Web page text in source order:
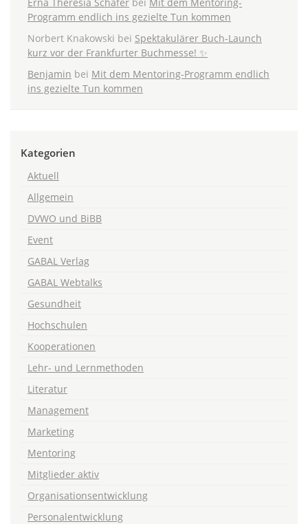
Programm endlich ins gezielte Tun kommen
Norbert Knakowski bei Spektakulärer Buch-Launch
kurz vor der Frankfurter Buchmesse! ✨
Benjamin bei Mit dem Mentoring-Programm endlich
ins gezielte Tun kommen
Kategorien
Aktuell
Allgemein
DVWO und BiBB
Event
GABAL Verlag
GABAL Webtalks
Gesundheit
Hochschulen
Kooperationen
Lehr- und Lernmethoden
Literatur
Management
Marketing
Mentoring
Mitglieder aktiv
Organisationsentwicklung
Personalentwicklung